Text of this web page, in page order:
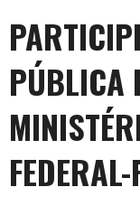
PÚBLICA